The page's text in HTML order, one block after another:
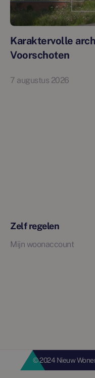
Karaktervolle
Voorschoten
7 augustus 2026
Zelf regelen
Mijn woonaccount
© 2024 Nieuw